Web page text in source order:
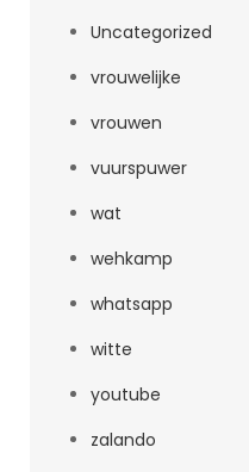
Uncategorized
vrouwelijke
vrouwen
vuurspuwer
wat
wehkamp
whatsapp
witte
youtube
zalando